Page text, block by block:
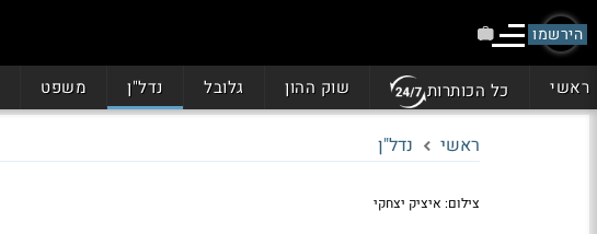
הירשמו
ראשי כל הכותרות שוק ההון גלובל נדל"ן משפט
ראשי נדל"ן
צילום: איציק יצחקי